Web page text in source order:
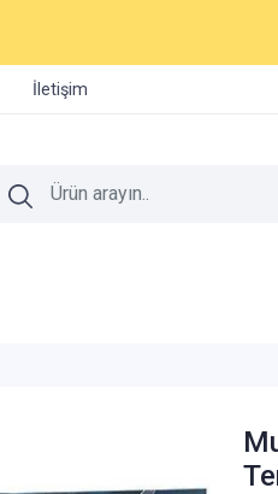
İletişim